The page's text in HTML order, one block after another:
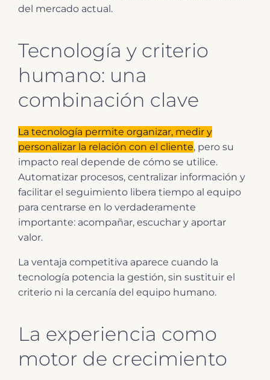
del mercado actual.
Tecnología y criterio
humano: una
combinación clave
La tecnología permite organizar, medir y
personalizar la relación con el cliente, pero su
impacto real depende de cómo se utilice.
Automatizar procesos, centralizar información y
facilitar el seguimiento libera tiempo al equipo
para centrarse en lo verdaderamente
importante: acompañar, escuchar y aportar
valor.
La ventaja competitiva aparece cuando la
tecnología potencia la gestión, sin sustituir el
criterio ni la cercanía del equipo humano.
La experiencia como
motor de crecimiento